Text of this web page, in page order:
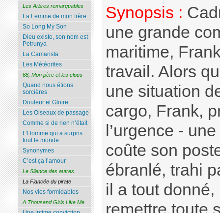
Synopsis :
une grande
maritime,
travail. Alors
une situation
cargo, Frank,
l’urgence -
coûte son
ébranlé, trahi
il a tout
remettre toute
Les Arbres remarquables
La Femme de mon frère
So Long My Son
Dieu existe, son nom est
Petrunya
La Camarista
Les Météorites
68, Mon père et les clous
Quand nous étions
sorcières
Douleur et Gloire
Les Oiseaux de passage
Comme si de rien n’était
L’Homme qui a surpris
tout le monde
Synonymes
C’est ça l’amour
Le Silence des autres
La Fiancée du pirate
Nos vies formidables
A Thousand Girls Like Me